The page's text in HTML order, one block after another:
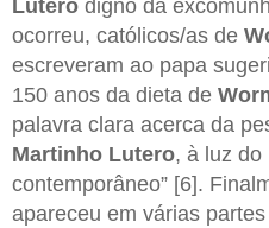
Lutero digno da
ocorreu, católicos/as de
escreveram ao papa
150 anos da dieta de
palavra clara acerca da
Martinho Lutero, à luz do
contemporâneo” [6].
apareceu em várias